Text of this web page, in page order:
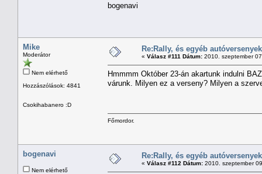
bogenavi
Mike
Moderátor
Nem elérhető
Hozzászólások: 4841
Csokihabanero :D
Re:Rally, és egyéb autóversenyek
« Válasz #111 Dátum: 2010. szeptember
Hmmmm Október 23-án akartunk indulni
várunk. Milyen ez a verseny? Milyen a
Főmordor.
bogenavi
Nem elérhető
Re:Rally, és egyéb autóversenyek
« Válasz #112 Dátum: 2010. szeptember